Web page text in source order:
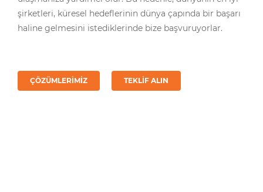
şirketleri, küresel hedeflerinin dünya çapında bir başarı
haline gelmesini istediklerinde bize başvuruyorlar.
ÇÖZÜMLERIMIZ TEKLIF ALIN